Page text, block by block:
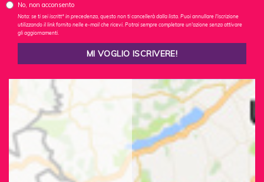
No, non acconsento
Nota: se ti sei iscritt* in precedenza, questo non ti cancellerà dalla lista. Puoi annullare l'iscrizione
utilizzando il link fornito nelle e-mail che ricevi. Potrai sempre completare un'azione senza attivare
gli aggiornamenti.